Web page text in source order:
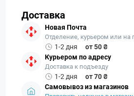
Доставка
Новая Почта
Отделение, курьером или на
1-2 дня
от 50 ₴
Курьером по адресу
Доставка к подъезду
1-2 дня
от 70 ₴
Самовывоз из магазинов